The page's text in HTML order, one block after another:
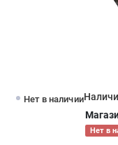
Нет в наличии
Нет в